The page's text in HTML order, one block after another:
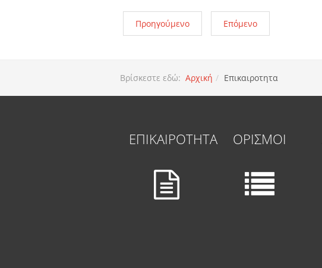
Προηγούμενο Επόμενο
Βρίσκεστε εδώ: Αρχική Επικαιροτητα
ΕΠΙΚΑΙΡΟΤΗΤΑ ΟΡΙΣΜΟΙ